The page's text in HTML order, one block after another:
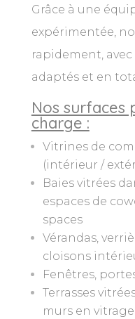
Grâce à une
expérimentée,
rapidement,
adaptés et en
Nos surfaces
charge :
Vitrines de
(intérieur /
Baies vitrées
espaces de
spaces
Vérandas,
cloisons
Fenêtres,
Terrasses
murs en vitrage